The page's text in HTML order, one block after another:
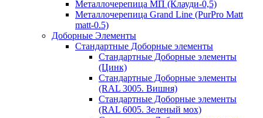
Металлочерепица МП (Клауди-0,5)
Металлочерепица Grand Line (PurPro Matt
matt-0.5)
Доборные Элементы
Стандартные Доборные элементы
Стандартные Доборные элементы
(Цинк)
Стандартные Доборные элементы
(RAL 3005. Вишня)
Стандартные Доборные элементы
(RAL 6005. Зеленый мох)